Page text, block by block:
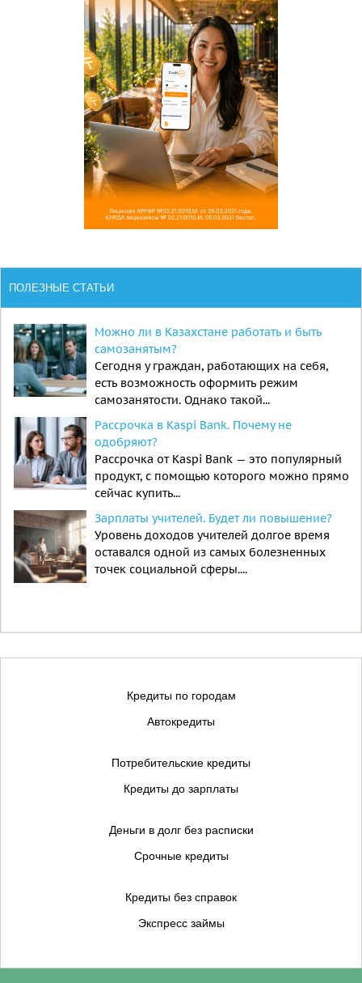
ПОЛЕЗНЫЕ СТАТЬИ
Можно ли в Казахстане работать и быть
самозанятым?
Сегодня у граждан, работающих на себя,
есть возможность оформить режим
самозанятости. Однако такой...
Рассрочка в Kaspi Bank. Почему не
одобряют?
Рассрочка от Kaspi Bank — это популярный
продукт, с помощью которого можно прямо
сейчас купить...
Зарплаты учителей. Будет ли повышение?
Уровень доходов учителей долгое время
оставался одной из самых болезненных
точек социальной сферы....
Кредиты по городам
Автокредиты
Потребительские кредиты
Кредиты до зарплаты
Деньги в долг без расписки
Срочные кредиты
Кредиты без справок
Экспресс займы